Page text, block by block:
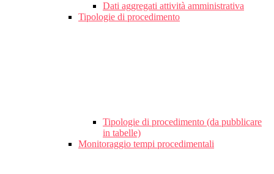
Dati aggregati attività amministrativa
Tipologie di procedimento
Tipologie di procedimento (da pubblicare
in tabelle)
Monitoraggio tempi procedimentali